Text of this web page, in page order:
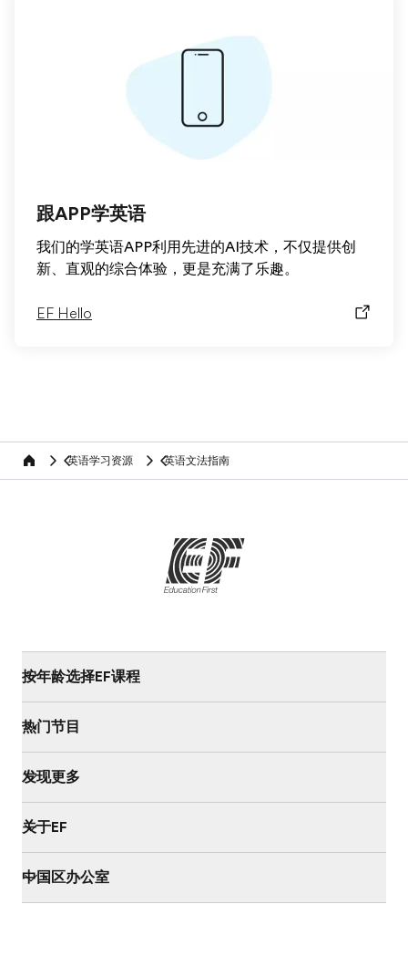
跟APP学英语
我们的学英语APP利用先进的AI技术，不仅提供创
新、直观的综合体验，更是充满了乐趣。
EF Hello
Home 英语学习资源 英语文法指南
按年龄选择EF课程
热门节目
发现更多
关于EF
中国区办公室